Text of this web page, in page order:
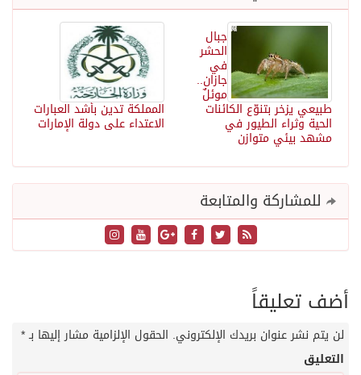
المملكة تدين بأشد العبارات
الاعتداء على دولة الإمارات
جبال
الحشر
في
جازان..
موئلٌ
طبيعي يزخر بتنوّع الكائنات
الحية وثراء الطيور في
مشهد بيئي متوازن
للمشاركة والمتابعة
أضف تعليقاً
لن يتم نشر عنوان بريدك الإلكتروني. الحقول الإلزامية مشار إليها بـ*
التعليق